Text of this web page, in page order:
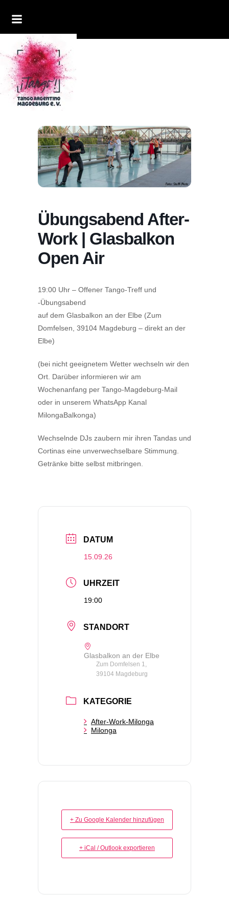
Übungsabend After-
Work | Glasbalkon
Open Air
19:00 Uhr – Offener Tango-Treff und
-Übungsabend
auf dem Glasbalkon an der Elbe (Zum
Domfelsen, 39104 Magdeburg – direkt an der
Elbe)
(bei nicht geeignetem Wetter wechseln wir den
Ort. Darüber informieren wir am
Wochenanfang per Tango-Magdeburg-Mail
oder in unserem WhatsApp Kanal
MilongaBalkonga)
Wechselnde DJs zaubern mir ihren Tandas und
Cortinas eine unverwechselbare Stimmung.
Getränke bitte selbst mitbringen.
DATUM
15.09.26
UHRZEIT
19:00
STANDORT
Glasbalkon an der Elbe
Zum Domfelsen 1,
39104 Magdeburg
KATEGORIE
After-Work-Milonga
Milonga
+ Zu Google Kalender hinzufügen
+ iCal / Outlook exportieren